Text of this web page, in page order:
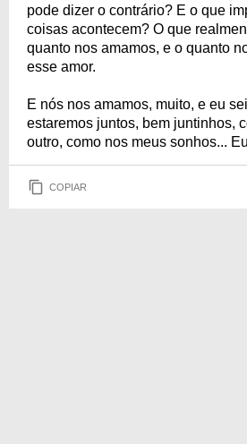
pode dizer o contrário? E o que
coisas acontecem? O que
quanto nos amamos, e o quanto
esse amor.
E nós nos amamos, muito, e eu
estaremos juntos, bem juntinhos,
outro, como nos meus sonhos...
COPIAR